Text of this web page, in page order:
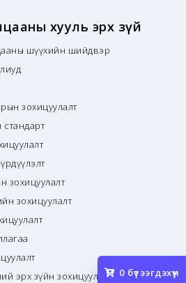
хууль эрх зүй
шүүхийн шийдвэр
зохицуулалт
зохицуулалт
зохицуулалт
эрх зүйн зохицуулалт 0 бүтээгдэхүүн